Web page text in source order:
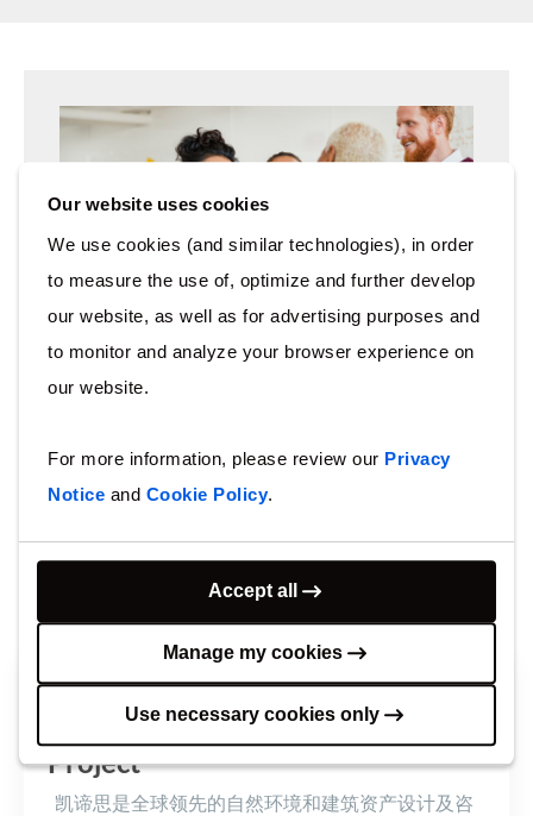
Our website uses cookies
We use cookies (and similar technologies), in order
to measure the use of, optimize and further develop
our website, as well as for advertising purposes and
to monitor and analyze your browser experience on
our website.
For more information, please review our Privacy
Notice and Cookie Policy.
Accept all
Manage my cookies
Use necessary cookies only
Talent Community
加入并成为我们不断壮大的人才社区的一
员，了解令人兴奋的新工作机会
Current Opportunities
Project Manager-Manufacture
Project
凯谛思是全球领先的自然环境和建筑资产设计及咨